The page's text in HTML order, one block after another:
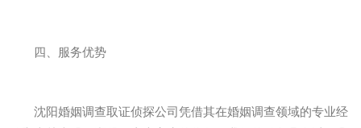
四、服务优势
沈阳婚姻调查取证侦探公司凭借其在婚姻调查领域的专业经